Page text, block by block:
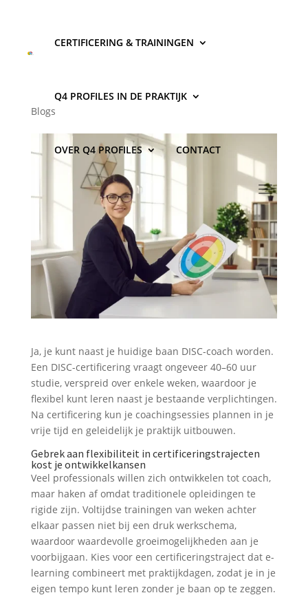
CERTIFICERING & TRAININGEN
Q4 PROFILES IN DE PRAKTIJK
OVER Q4 PROFILES CONTACT
naast je huidige baan?
Blogs
Ja, je kunt naast je huidige baan DISC-coach worden.
Een DISC-certificering vraagt ongeveer 40–60 uur
studie, verspreid over enkele weken, waardoor je
flexibel kunt leren naast je bestaande verplichtingen.
Na certificering kun je coachingsessies plannen in je
vrije tijd en geleidelijk je praktijk uitbouwen.
Gebrek aan flexibiliteit in certificeringstrajecten
kost je ontwikkelkansen
Veel professionals willen zich ontwikkelen tot coach,
maar haken af omdat traditionele opleidingen te
rigide zijn. Voltijdse trainingen van weken achter
elkaar passen niet bij een druk werkschema,
waardoor waardevolle groeimogelijkheden aan je
voorbijgaan. Kies voor een certificeringstraject dat e-
learning combineert met praktijkdagen, zodat je in je
eigen tempo kunt leren zonder je baan op te zeggen.